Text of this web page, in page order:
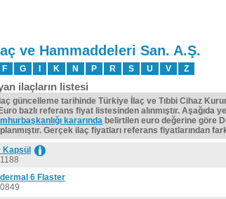
ve Hammaddeleri San. A.Ş.
F G K N P R S U V Z
ilaçların listesi
güncelleme tarihinde Türkiye İlaç ve Tıbbi Cihaz
bazlı referans fiyat listesinden alınmıştır. Aşağıda
kararında belirtilen euro değerine göre
Gerçek ilaç fiyatları referans fiyatlarından
Kapsül
6 Flaster